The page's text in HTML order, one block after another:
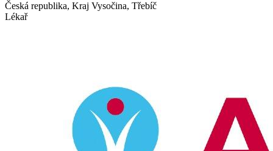
Česká republika, Kraj Vysočina, Třebíč
Lékař